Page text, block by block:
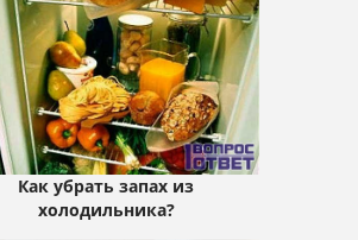
Как убрать запах из
холодильника?